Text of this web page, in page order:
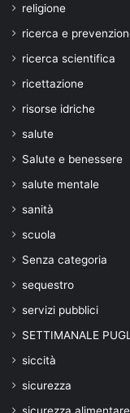
religione
ricerca e
ricerca scientifica
ricettazione
risorse idriche
salute
Salute e benessere
salute mentale
sanità
scuola
Senza categoria
sequestro
servizi pubblici
SETTIMANALE
siccità
sicurezza
sicurezza alimentare